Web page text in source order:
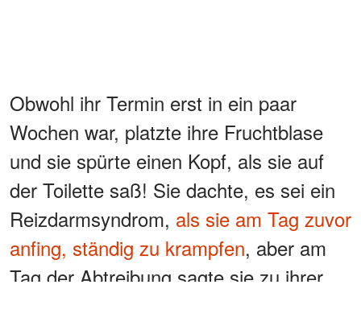
Obwohl ihr Termin erst in ein paar
Wochen war, platzte ihre Fruchtblase
und sie spürte einen Kopf, als sie auf
der Toilette saß! Sie dachte, es sei ein
Reizdarmsyndrom, als sie am Tag zuvor
anfing, ständig zu krampfen, aber am
Tag der Abtreibung sagte sie zu ihrer